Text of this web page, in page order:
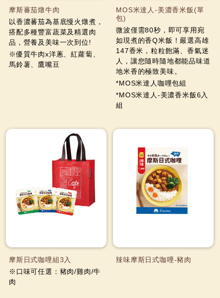
摩斯蕃茄燉牛肉
以香濃蕃茄為基底慢火燉煮，
搭配多種豐富蔬菜及精選肉
品，營養及美味一次到位!
※優質牛肉x洋蔥、紅蘿蔔、
馬鈴薯、鷹嘴豆
MOS米達人-美濃香米飯(單
包)
微波僅需80秒，即可享用宛
如現煮的香Q米飯！嚴選高雄
147香米，粒粒飽滿、香氣迷
人，讓您隨時隨地都能品味道
地米香的極致美味。
*MOS米達人咖哩包組
*MOS米達人-美濃香米飯6入
組
摩斯日式咖哩組3入
※口味可任選：豬肉/雞肉/牛
肉
辣味摩斯日式咖哩-豬肉